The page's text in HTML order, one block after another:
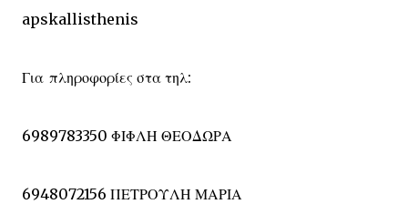
apskallisthenis
Για πληροφορίες στα τηλ:
6989783350 ΦΙΦΛΗ ΘΕΟΔΩΡΑ
6948072156 ΠΕΤΡΟΥΛΗ ΜΑΡΙΑ